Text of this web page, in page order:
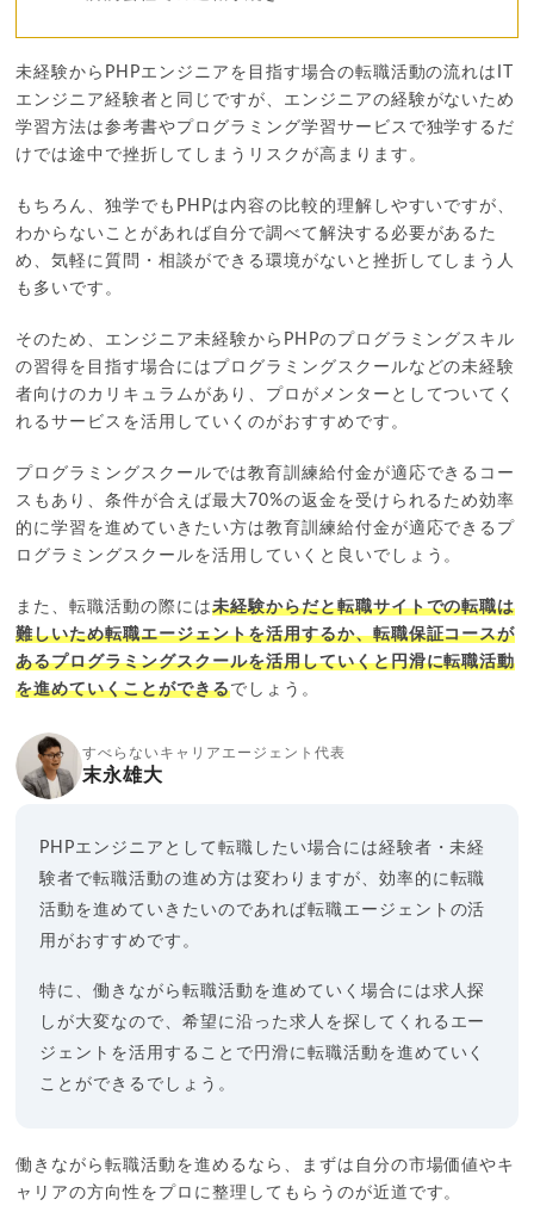
未経験からPHPエンジニアを目指す場合の転職活動の流れはIT
エンジニア経験者と同じですが、エンジニアの経験がないため
学習方法は参考書やプログラミング学習サービスで独学するだ
けでは途中で挫折してしまうリスクが高まります。
もちろん、独学でもPHPは内容の比較的理解しやすいですが、
わからないことがあれば自分で調べて解決する必要があるた
め、気軽に質問・相談ができる環境がないと挫折してしまう人
も多いです。
そのため、エンジニア未経験からPHPのプログラミングスキル
の習得を目指す場合にはプログラミングスクールなどの未経験
者向けのカリキュラムがあり、プロがメンターとしてついてく
れるサービスを活用していくのがおすすめです。
プログラミングスクールでは教育訓練給付金が適応できるコー
スもあり、条件が合えば最大70%の返金を受けられるため効率
的に学習を進めていきたい方は教育訓練給付金が適応できるプ
ログラミングスクールを活用していくと良いでしょう。
また、転職活動の際には未経験からだと転職サイトでの転職は
難しいため転職エージェントを活用するか、転職保証コースが
あるプログラミングスクールを活用していくと円滑に転職活動
を進めていくことができるでしょう。
すべらないキャリアエージェント代表
末永雄大
PHPエンジニアとして転職したい場合には経験者・未経
験者で転職活動の進め方は変わりますが、効率的に転職
活動を進めていきたいのであれば転職エージェントの活
用がおすすめです。
特に、働きながら転職活動を進めていく場合には求人探
しが大変なので、希望に沿った求人を探してくれるエー
ジェントを活用することで円滑に転職活動を進めていく
ことができるでしょう。
働きながら転職活動を進めるなら、まずは自分の市場価値やキ
ャリアの方向性をプロに整理してもらうのが近道です。